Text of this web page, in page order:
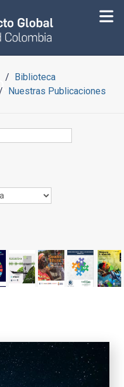
Biblioteca
Nuestras Publicaciones